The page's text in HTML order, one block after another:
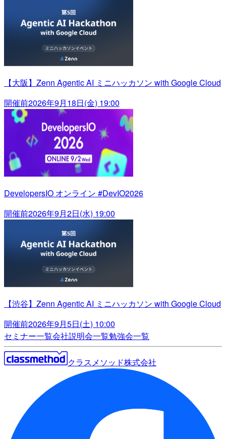
【大阪】Zenn Agentic AI ミニハッカソン with Google Cloud
開催前2026年9月18日(金) 19:00
DevelopersIO オンライン #DevIO2026
開催前2026年9月2日(水) 19:00
【渋谷】Zenn Agentic AI ミニハッカソン with Google Cloud
開催前2026年9月5日(土) 10:00
セミナー一覧会社説明会一覧勉強会一覧
クラスメソッド株式会社